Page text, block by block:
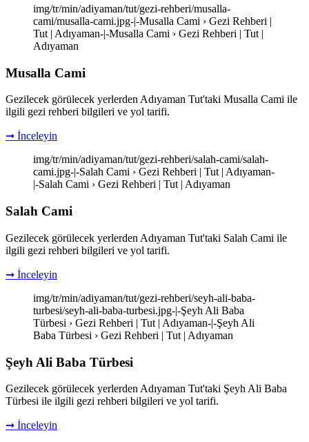
img/tr/min/adiyaman/tut/gezi-rehberi/musalla-
cami/musalla-cami.jpg-|-Musalla Cami › Gezi Rehberi |
Tut | Adıyaman-|-Musalla Cami › Gezi Rehberi | Tut |
Adıyaman
Musalla Cami
Gezilecek görülecek yerlerden Adıyaman Tut'taki Musalla Cami ile
ilgili gezi rehberi bilgileri ve yol tarifi.
➞ İnceleyin
img/tr/min/adiyaman/tut/gezi-rehberi/salah-cami/salah-
cami.jpg-|-Salah Cami › Gezi Rehberi | Tut | Adıyaman-
|-Salah Cami › Gezi Rehberi | Tut | Adıyaman
Salah Cami
Gezilecek görülecek yerlerden Adıyaman Tut'taki Salah Cami ile
ilgili gezi rehberi bilgileri ve yol tarifi.
➞ İnceleyin
img/tr/min/adiyaman/tut/gezi-rehberi/seyh-ali-baba-
turbesi/seyh-ali-baba-turbesi.jpg-|-Şeyh Ali Baba
Türbesi › Gezi Rehberi | Tut | Adıyaman-|-Şeyh Ali
Baba Türbesi › Gezi Rehberi | Tut | Adıyaman
Şeyh Ali Baba Türbesi
Gezilecek görülecek yerlerden Adıyaman Tut'taki Şeyh Ali Baba
Türbesi ile ilgili gezi rehberi bilgileri ve yol tarifi.
➞ İnceleyin